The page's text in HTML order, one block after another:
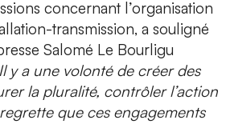
concernant l’organisation
transmission, a souligné
Salomé Le Bourligu
Il y a une volonté de créer des
la pluralité, contrôler l’action
que ces engagements